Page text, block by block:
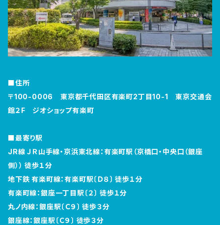
■住所
〒100-0006 東京都千代田区有楽町2丁目10-1 東京交通会
館２F ジオショップ有楽町
■最寄り駅
JR線 ＪＲ山手線・京浜東北線：有楽町駅（京橋口・中央口（銀座
側）） 徒歩１分
地下鉄 有楽町線：有楽町駅〔Ｄ８〕 徒歩１分
有楽町線：銀座一丁目駅〔２〕 徒歩１分
丸ノ内線：銀座駅〔Ｃ９〕 徒歩３分
銀座線：銀座駅〔Ｃ９〕 徒歩３分